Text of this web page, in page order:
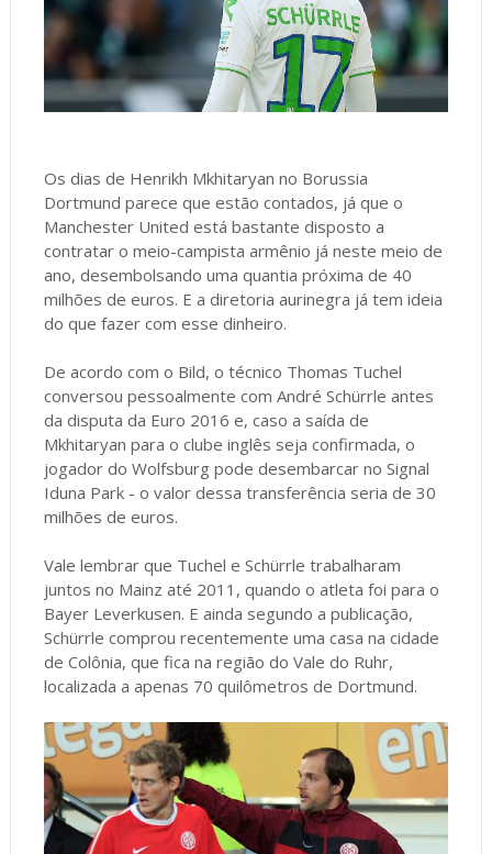
Os dias de Henrikh Mkhitaryan no Borussia
Dortmund parece que estão contados, já que o
Manchester United está bastante disposto a
contratar o meio-campista armênio já neste meio de
ano, desembolsando uma quantia próxima de 40
milhões de euros. E a diretoria aurinegra já tem ideia
do que fazer com esse dinheiro.
De acordo com o Bild, o técnico Thomas Tuchel
conversou pessoalmente com André Schürrle antes
da disputa da Euro 2016 e, caso a saída de
Mkhitaryan para o clube inglês seja confirmada, o
jogador do Wolfsburg pode desembarcar no Signal
Iduna Park - o valor dessa transferência seria de 30
milhões de euros.
Vale lembrar que Tuchel e Schürrle trabalharam
juntos no Mainz até 2011, quando o atleta foi para o
Bayer Leverkusen. E ainda segundo a publicação,
Schürrle comprou recentemente uma casa na cidade
de Colônia, que fica na região do Vale do Ruhr,
localizada a apenas 70 quilômetros de Dortmund.